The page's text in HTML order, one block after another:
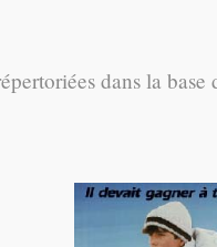
dans la